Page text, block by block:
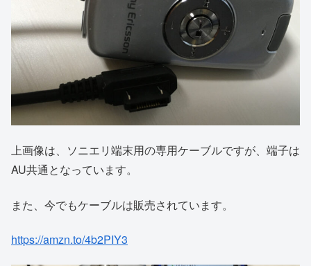
上画像は、ソニエリ端末用の専用ケーブルですが、端子は
AU共通となっています。
また、今でもケーブルは販売されています。
https://amzn.to/4b2PIY3